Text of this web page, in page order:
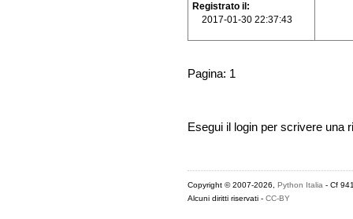
Registrato il
2017-01-30 22:37:43
Pagina: 1
Esegui il login per scrivere una
Copyright © 2007-2026, Python Italia- Cf
Alcuni diritti riservati - CC-BY